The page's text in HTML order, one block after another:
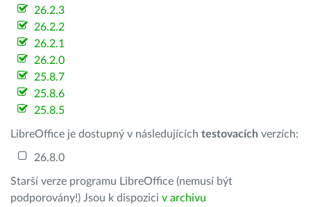
26.2.3
26.2.2
26.2.1
26.2.0
25.8.7
25.8.6
25.8.5
LibreOffice je dostupný v následujících testovacích verzích:
26.8.0
Starší verze programu LibreOffice (nemusí být
podporovány!) Jsou k dispozici v archivu